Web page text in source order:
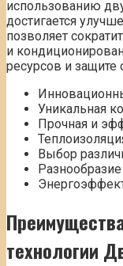
использованию
достигается
позволяет
и
ресурсов и
Уникальная
Прочная и
Выбор
технологии